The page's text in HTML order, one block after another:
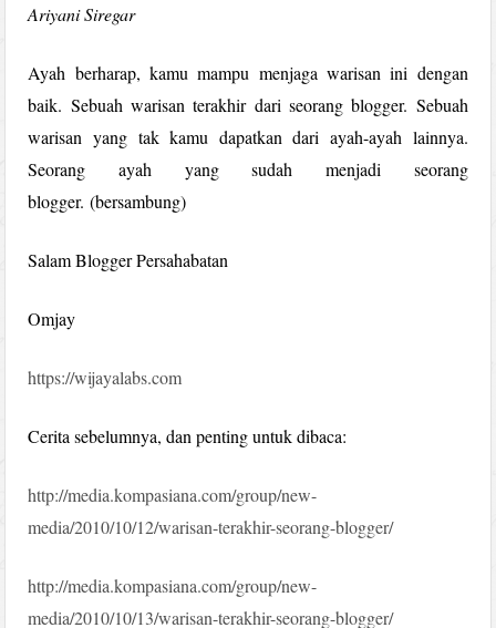
Ariyani Siregar
Ayah berharap, kamu mampu menjaga warisan ini dengan
baik. Sebuah warisan terakhir dari seorang blogger. Sebuah
warisan yang tak kamu dapatkan dari ayah-ayah lainnya.
Seorang ayah yang sudah menjadi seorang
blogger. (bersambung)
Salam Blogger Persahabatan
Omjay
https://wijayalabs.com
Cerita sebelumnya, dan penting untuk dibaca:
http://media.kompasiana.com/group/new-
media/2010/10/12/warisan-terakhir-seorang-blogger/
http://media.kompasiana.com/group/new-
media/2010/10/13/warisan-terakhir-seorang-blogger/